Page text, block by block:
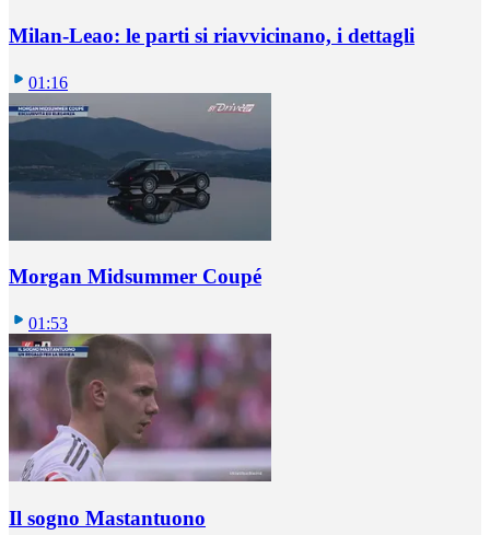
Milan-Leao: le parti si riavvicinano, i dettagli
01:16
Morgan Midsummer Coupé
01:53
Il sogno Mastantuono